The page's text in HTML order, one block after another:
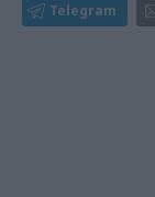
Telegram